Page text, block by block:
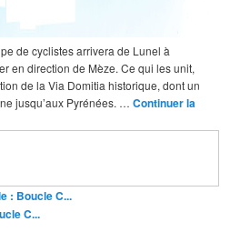
de cyclistes arrivera de Lunel à
en direction de Mèze. Ce qui les unit,
de la Via Domitia historique, dont un
jusqu’aux Pyrénées. …Continuer la
: Boucle C...
C...